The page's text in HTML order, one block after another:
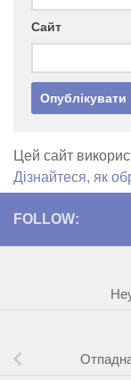
Сайт
Цей сайт
Дізнайтеся, як
FOLLOW: